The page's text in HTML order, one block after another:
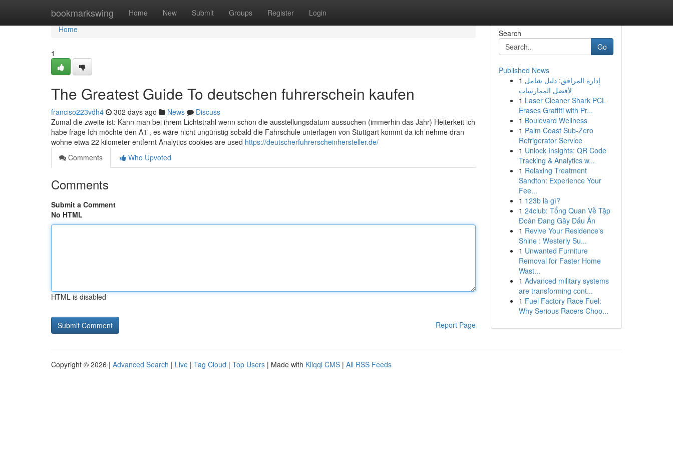
bookmarkswing Home New Submit Groups Register Login
Home
Home
1
The Greatest Guide To deutschen fuhrerschein kaufen
franciso223vdh4 302 days ago News
Discuss
Zumal die zweite ist: Kann man bei ihrem Lichtstrahl wenn schon die ausstellungsdatum aussuchen (immerhin das Jahr) Heiterkeit ich
habe frage Ich möchte den A1 , es wäre nicht ungünstig sobald die Fahrschule unterlagen von Stuttgart kommt da ich nehme dran
wohne etwa 22 kilometer entfernt Analytics cookies are used https://deutscherfuhrerscheinhersteller.de/
Comments
Who Upvoted
Comments
Submit a Comment
No HTML
HTML is disabled
Report Page
Search
Go
Published News
1 إدارة المرافق: دليل شامل
لأفضل الممارسات
1 Laser Cleaner Shark PCL
Erases Graffiti with Pr...
1 Boulevard Wellness
1 Palm Coast Sub-Zero
Refrigerator Service
1 Unlock Insights: QR Code
Tracking & Analytics w...
1 Relaxing Treatment
Sandton: Experience Your
Fee...
1 123b là gì?
1 24club: Tổng Quan Về Tập
Đoàn Đang Gây Dấu Ấn
1 Revive Your Residence's
Shine : Westerly Su...
1 Unwanted Furniture
Removal for Faster Home
Wast...
1 Advanced military systems
are transforming cont...
1 Fuel Factory Race Fuel:
Why Serious Racers Choo...
Copyright © 2026 | Advanced Search | Live | Tag Cloud | Top Users | Made with Kliqqi CMS | All RSS Feeds